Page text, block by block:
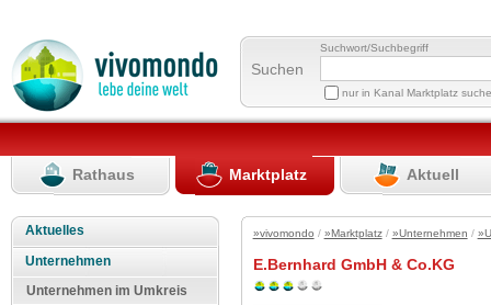
Suchen
Suchwort/Suchbegriff
nur in Kanal Marktplatz
Rathaus Marktplatz Aktuell
Aktuelles
Unternehmen
Unternehmen im Umkreis
»vivomondo / »Marktplatz/ »Unternehmen /
E.Bernhard GmbH & Co.KG